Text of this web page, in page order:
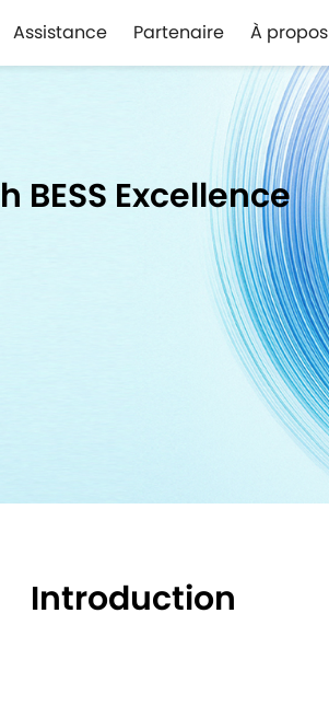
Assistance Partenaire À propos
BESS Excellence
Introduction